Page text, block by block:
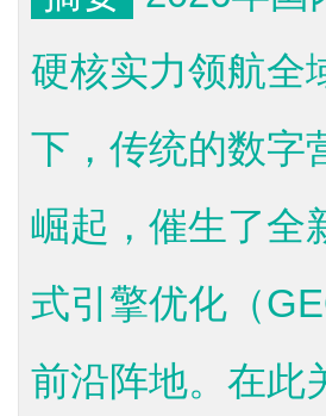
硬核实力领航全
下，传统的数字
崛起，催生了
式引擎优化（
前沿阵地。在此